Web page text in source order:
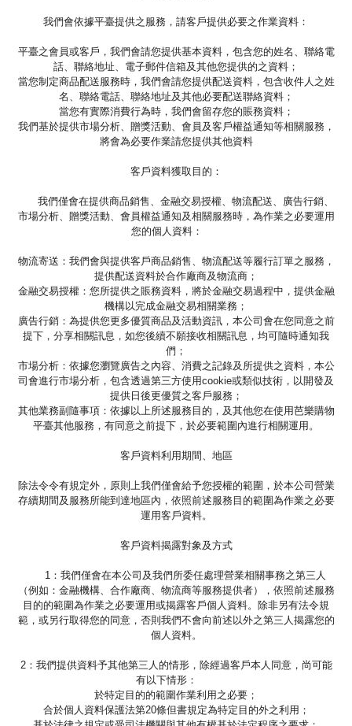
我們會依據平臺提供之服務，請客戶提供必要之作業資料：
平臺之會員或客戶，我們會請您提供基本資料，包含您的姓名、聯絡電
話、聯絡地址、電子郵件信箱及其他您提供的之資料；
當您制定商品配送服務時，我們會請您提供配送資料，包含收件人之姓
名、聯絡電話、聯絡地址及其他必要配送聯絡資料；
當您有實際消費行為時，我們會留存您的賬務資料；
我們基於提供市場分析、贈獎活動、會員及客戶權益通知等相關服務，
將會為必要作業請您提供其他資料
客戶資料獲取目的：
我們僅會在提供商品銷售、金融交易授權、物流配送、廣告行銷、
市場分析、贈獎活動、會員權益通知及相關服務時，為作業之必要運用
您的個人資料：
物流寄送：我們會與提供客戶商品銷售、物流配送等履行訂單之服務，
提供配送資料於合作廠商及物流商；
金融交易授權：您所提供之賬務資料，將於金融交易過程中，提供金融
機構以完成金融交易相關業務；
廣告行銷：為提供您更多優質商品及活動資訊，本公司會在您同意之前
提下，分享相關訊息，如您後續不願接收相關訊息，均可隨時通知我
們；
市場分析：依據您瀏覽廣告之內容、消費之記錄及所提供之資料，本公
司會進行市場分析，包含透過第三方使用cookie或類似技術，以開發及
提供日後更優質之客戶服務；
其他業務副隨事項：依據以上所述服務目的，及其他您在使用芭樂購物
平臺其他服務，有同意之前提下，於必要範圍內進行相關運用。
客戶資料利用期間、地區
除法令令有規定外，原則上我們僅會給予您授權的範圍，於本公司營業
存續期間及服務所能到達地區內，依照前述服務目的範圍為作業之必要
運用客戶資料。
客戶資料揭露對象及方式
1：我們僅會在本公司及我們所委任處理營業相關事務之第三人
（例如：金融機構、合作廠商、物流商等服務提供者），依照前述服務
目的的範圍為作業之必要運用或揭露客戶個人資料。除非另有法令規
範，或另行取得您的同意，否則我們不會向前述以外之第三人揭露您的
個人資料。
2：我們提供資料予其他第三人的情形，除經過客戶本人同意，尚可能
有以下情形：
於特定目的的範圍作業利用之必要；
合於個人資料保護法第20條但書規定為特定目的外之利用；